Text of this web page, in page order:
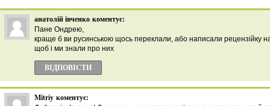
анатолій івченко коментує:
Пане Ондрею,
краще б ви русинською щось переклали, або написали рецензійку
щоб і ми знали про них
ВІДПОВІCТИ
Mitriy коментує: